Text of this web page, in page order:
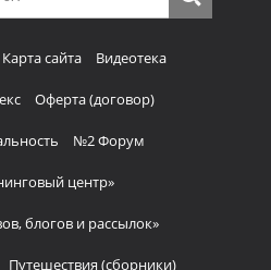
Карта сайта Видеотека
Оферта (договор)
№2 Форум
центр»
блогов и рассылок»
Путешествия (сборники)